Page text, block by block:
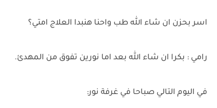
اسر بحزن ان شاء الله طب واحنا هنبدا العلاج امتي؟
رامي : بكرا ان شاء الله بعد اما نورين تفوق من المهدئ.
في اليوم التالي صباحا في غرفة نور: